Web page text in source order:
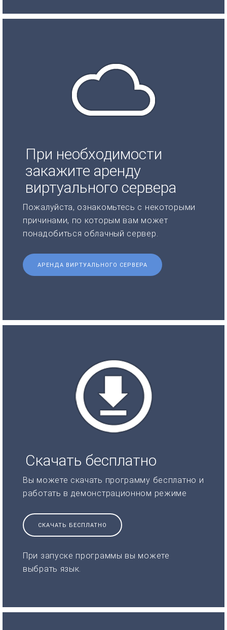
При необходимости
закажите аренду
виртуального сервера
Пожалуйста, ознакомьтесь с некоторыми
причинами, по которым вам может
понадобиться облачный сервер.
АРЕНДА ВИРТУАЛЬНОГО СЕРВЕРА
Скачать бесплатно
Вы можете скачать программу бесплатно и
работать в демонстрационном режиме
СКАЧАТЬ БЕСПЛАТНО
При запуске программы вы можете
выбрать язык.